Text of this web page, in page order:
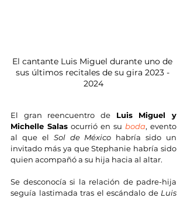
El cantante Luis Miguel durante uno de
sus últimos recitales de su gira 2023 -
2024
El gran reencuentro de Luis Miguel y
Michelle Salas ocurrió en su boda, evento
al que el Sol de México habría sido un
invitado más ya que Stephanie habría sido
quien acompañó a su hija hacia al altar.
Se desconocía si la relación de padre-hija
seguía lastimada tras el escándalo de Luis